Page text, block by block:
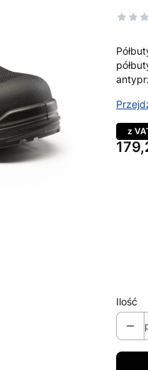
z
Ilość